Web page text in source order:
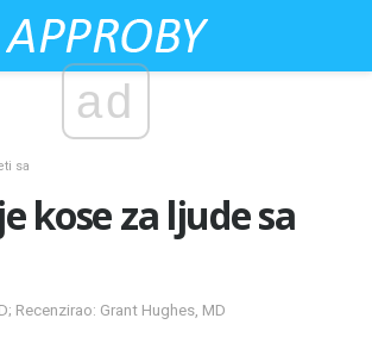
ad
sa
kose za ljude sa
Recenzirao: Grant Hughes, MD